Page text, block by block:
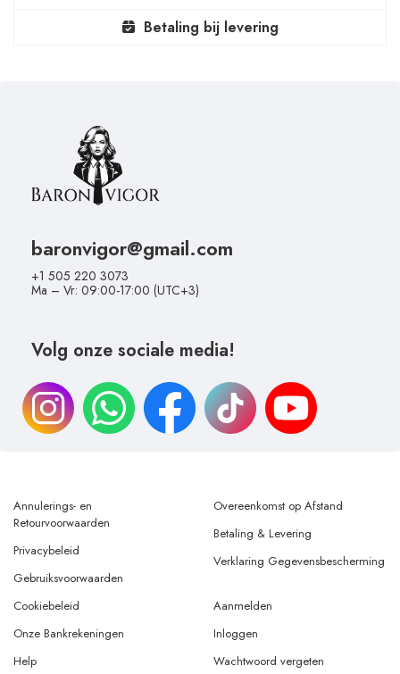
Betaling bij levering
baronvigor@gmail.com
+1 505 220 3073
Ma – Vr: 09:00-17:00 (UTC+3)
Volg onze sociale media!
Annulerings- en
Retourvoorwaarden
Privacybeleid
Gebruiksvoorwaarden
Overeenkomst op Afstand
Betaling & Levering
Verklaring Gegevensbescherming
Cookiebeleid
Onze Bankrekeningen
Help
Aanmelden
Inloggen
Wachtwoord vergeten